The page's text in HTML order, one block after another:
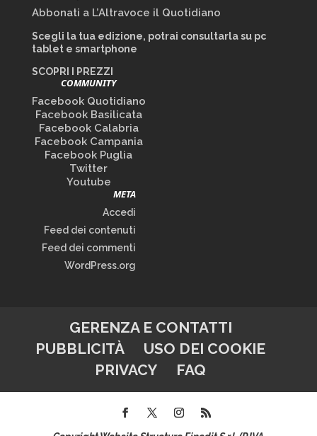
Abbonati a L’Altravoce il Quotidiano
Scegli la tua edizione, potrai consultarla su pc
tablet e smartphone
SCOPRI I PREZZI
COMMUNITY
Facebook Quotidiano
Facebook Basilicata
Facebook Calabria
Facebook Campania
Facebook Puglia
Twitter
Youtube
META
Accedi
Feed dei contenuti
Feed dei commenti
WordPress.org
GERENZA E CONTATTI
PUBBLICITÀ
USO DEI COOKIE
PRIVACY
FAQ